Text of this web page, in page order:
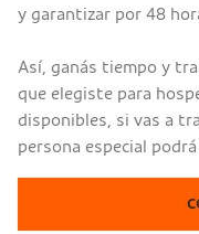
y garantizar por 48
Así, ganás tiempo y
que elegiste para
disponibles, si vas a
persona especial